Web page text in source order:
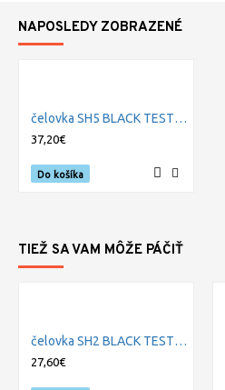
NAPOSLEDY ZOBRAZENÉ
čelovka SH5 BLACK TEST IT, BLISTER
37,20€
Do košíka
TIEŽ SA VAM MÔŽE PÁČIŤ
čelovka SH2 BLACK TEST IT, BLISTER
27,60€